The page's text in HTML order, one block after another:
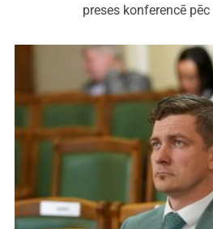
preses konferencē